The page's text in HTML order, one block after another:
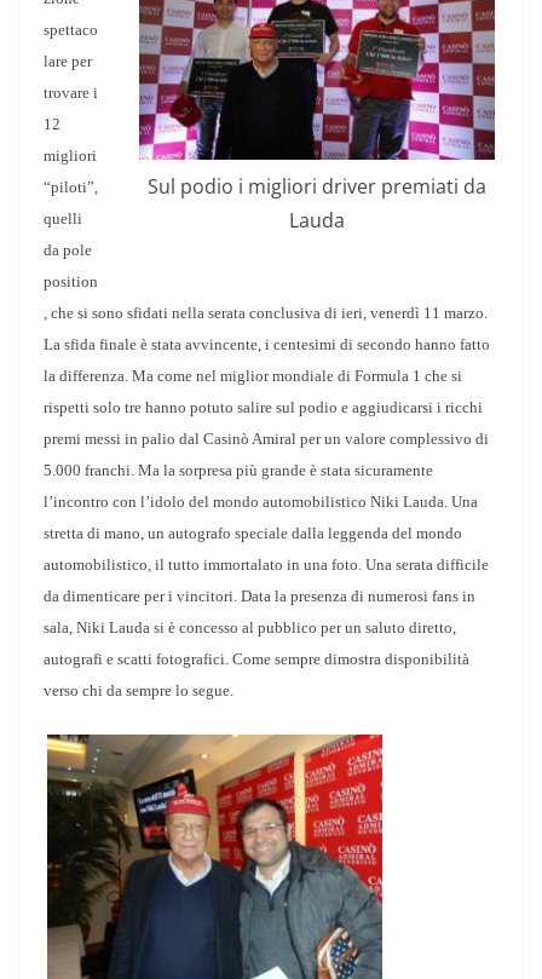
Sul podio i migliori driver premiati da
Lauda
spettaco
lare per
trovare i
12
migliori
“piloti”,
quelli
da pole
position
, che si sono sfidati nella serata conclusiva di ieri, venerdì 11 marzo.
La sfida finale è stata avvincente, i centesimi di secondo hanno fatto
la differenza. Ma come nel miglior mondiale di Formula 1 che si
rispetti solo tre hanno potuto salire sul podio e aggiudicarsi i ricchi
premi messi in palio dal Casinò Amiral per un valore complessivo di
5.000 franchi. Ma la sorpresa più grande è stata sicuramente
l’incontro con l’idolo del mondo automobilistico Niki Lauda. Una
stretta di mano, un autografo speciale dalla leggenda del mondo
automobilistico, il tutto immortalato in una foto. Una serata difficile
da dimenticare per i vincitori. Data la presenza di numerosi fans in
sala, Niki Lauda si è concesso al pubblico per un saluto diretto,
autografi e scatti fotografici. Come sempre dimostra disponibilità
verso chi da sempre lo segue.